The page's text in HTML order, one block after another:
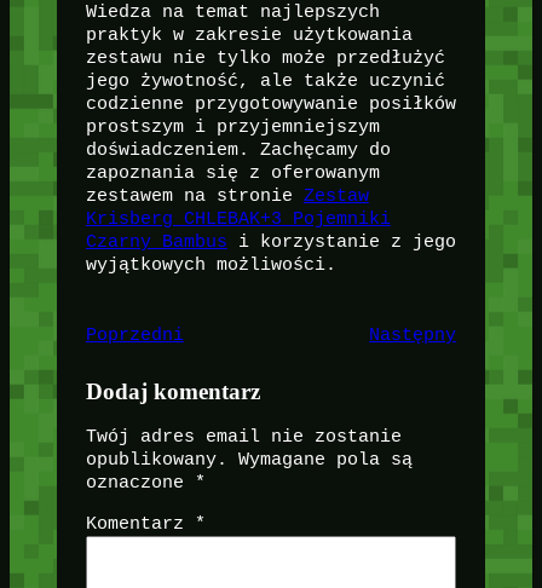
Wiedza na temat najlepszych
praktyk w zakresie użytkowania
zestawu nie tylko może przedłużyć
jego żywotność, ale także uczynić
codzienne przygotowywanie posiłków
prostszym i przyjemniejszym
doświadczeniem. Zachęcamy do
zapoznania się z oferowanym
zestawem na stronie Zestaw
Krisberg CHLEBAK+3 Pojemniki
Czarny Bambus i korzystanie z jego
wyjątkowych możliwości.
Poprzedni Następny
Dodaj komentarz
Twój adres email nie zostanie
opublikowany.
Wymagane pola są
oznaczone
*
Komentarz *